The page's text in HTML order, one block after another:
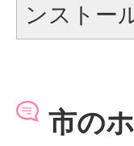
ンストー
市の